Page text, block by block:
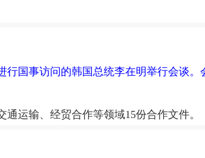
国事访问的韩国总统李在明举行会谈
运输、经贸合作等领域15份合作文件。